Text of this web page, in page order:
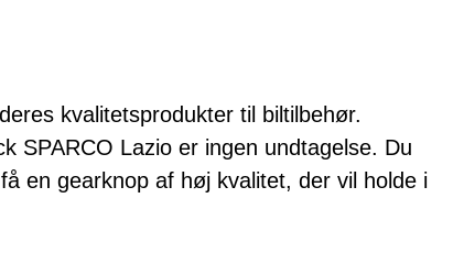
kvalitetsprodukter til biltilbehør.
SPARCO Lazio er ingen undtagelse. Du
en gearknop af høj kvalitet, der vil holde i